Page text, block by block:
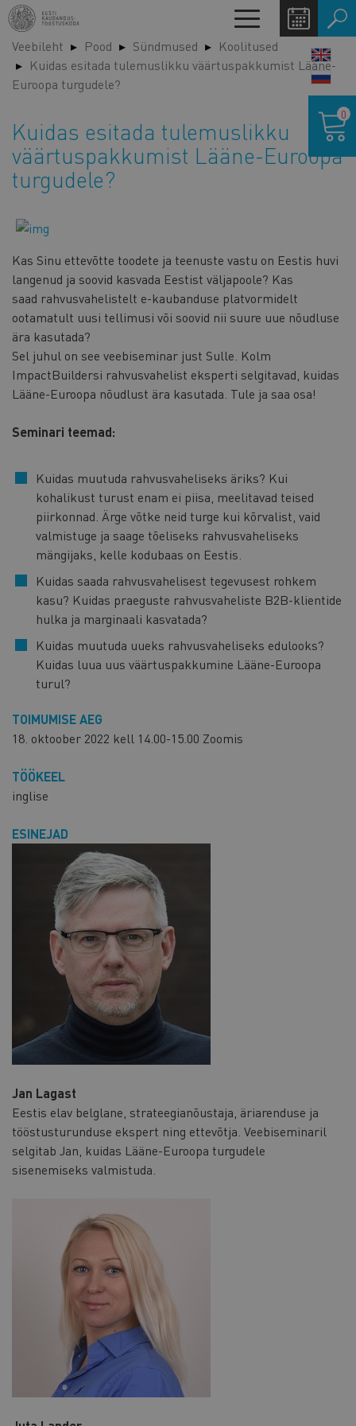
Liigu
edasi
põhisisu
juurde
Toggle
navigation
Veebileht Pood Sündmused
Koolitused
Kuidas esitada tulemuslikku väärtuspakkumist Lääne-
Euroopa turgudele?
Kuidas esitada tulemuslikku
väärtuspakkumist Lääne-Euroopa
turgudele?
Kas Sinu ettevõtte toodete ja teenuste vastu on Eestis huvi
langenud ja soovid kasvada Eestist väljapoole? Kas
saad rahvusvahelistelt e-kaubanduse platvormidelt
ootamatult uusi tellimusi või soovid nii suure uue nõudluse
ära kasutada?
Sel juhul on see veebiseminar just Sulle. Kolm
ImpactBuildersi rahvusvahelist eksperti selgitavad, kuidas
Lääne-Euroopa nõudlust ära kasutada. Tule ja saa osa!
Seminari teemad:
Kuidas muutuda rahvusvaheliseks äriks? Kui
kohalikust turust enam ei piisa, meelitavad teised
piirkonnad. Ärge võtke neid turge kui kõrvalist, vaid
valmistuge ja saage tõeliseks rahvusvaheliseks
mängijaks, kelle kodubaas on Eestis.
Kuidas saada rahvusvahelisest tegevusest rohkem
kasu? Kuidas praeguste rahvusvaheliste B2B-klientide
hulka ja marginaali kasvatada?
Kuidas muutuda uueks rahvusvaheliseks edulooks?
Kuidas luua uus väärtuspakkumine Lääne-Euroopa
turul?
TOIMUMISE AEG
18. oktoober 2022 kell 14.00-15.00 Zoomis
TÖÖKEEL
inglise
ESINEJAD
Jan Lagast
Eestis elav belglane, strateegianõustaja, äriarenduse ja
tööstusturunduse ekspert ning ettevõtja. Veebiseminaril
selgitab Jan, kuidas Lääne-Euroopa turgudele
sisenemiseks valmistuda.
0